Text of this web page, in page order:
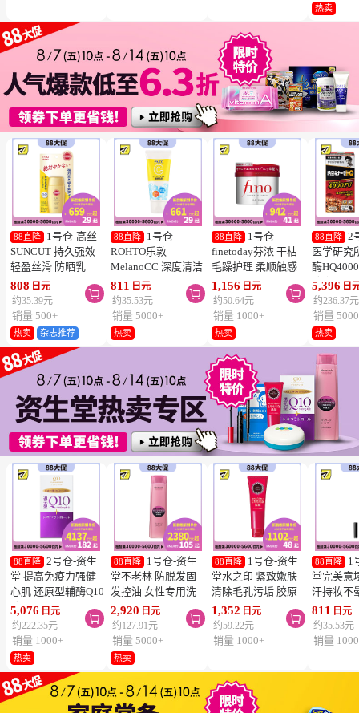
冻结】
热卖
88直降
1号仓-高丝
SUNCUT 持久强效
轻盈丝滑 防晒乳
SPF50+ PA++++
50ml
808 日元
约35.39元

销量 500+
热卖 杂志推荐
88直降
1号仓-
ROHTO乐敦
MelanoCC 深度清洁
酵素洗面奶 130g
811 日元
约35.53元

销量 5000+
热卖
88直降
1号仓-
finetoday芬浓 干枯
毛躁护理 柔顺触感
滋润修护 发膜 230g
1,156 日元
约50.64元

销量 1000+
热卖
88直降
2
医学研究
酶
胶囊 促
降三高
5,396 日
约236.37元
销量
热卖
88直降 2号仓-资生
堂 提高免疫力强健
心肌 还原型辅酶Q10
胶囊白金版 60粒
SHISEIDO 美容养颜
补元气抗衰 维护心
血管健康
5,076 日元
约222.35元

销量 1000+
热卖
88直降
1号仓-资生
堂不老林 防脱发固
发控油 女性专用洗
发水 240ml
SHISEIDO SERUM
NOIR 促进血液循环
去除污垢皮脂
2,920 日元
约127.91元

销量 5000+
热卖
88直降
1号仓-资生
堂水之印 紧致嫰肤
清除毛孔污垢 胶原
蛋白洗面奶 130g
SHISEIDO
AQUALABEL 温和
1,352 日元
约59.22元

销量 1000+
88直降
1
堂完美意
汗持妆不
旋转眉笔
棕色
SHISEIDO
811 日元
约35.53元
销量